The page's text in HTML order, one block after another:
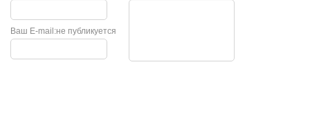
не публикуется
Ваш E-mail: